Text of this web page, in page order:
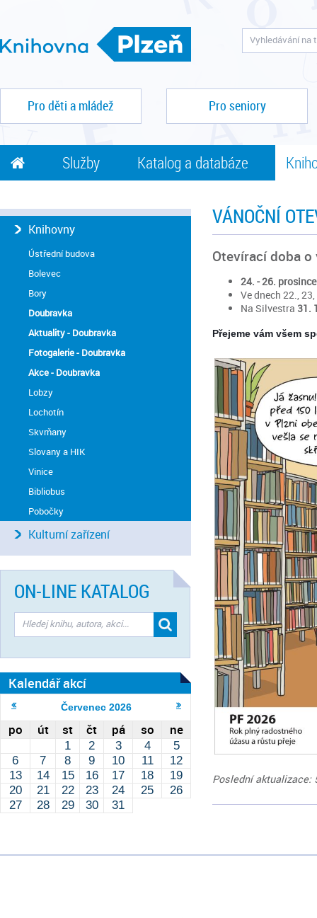
Pro děti a mládež Pro seniory
Služby Katalog a databáze
VÁNOČNÍ
Otevírací doba
24. - 26. prosince
Ve dnech 22.,
Na Silvestra 31.
Přejeme vám všem
Poslední aktualizace:
Knihovny
Ústřední budova
Bolevec
Bory
Doubravka
Aktuality - Doubravka
Fotogalerie - Doubravka
Akce - Doubravka
Lobzy
Lochotín
Skvrňany
Slovany a HIK
Vinice
Bibliobus
Pobočky
Kulturní zařízení
ON-LINE KATALOG
Kalendář akcí
Červenec 2026
po út st čt pá so ne
1 2 3 4
5
6
7 8 9 10 11
12
13
14 15 16 17 18
19
20
21 22 23 24 25
26
27
28 29 30 31